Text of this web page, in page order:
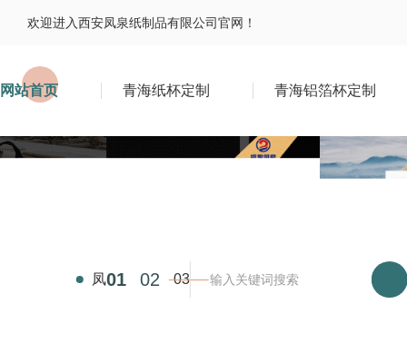
欢迎进入西安凤泉纸制品有限公司官网！
网站首页 青海纸杯定制 青海铝箔杯定制
凤0102 03